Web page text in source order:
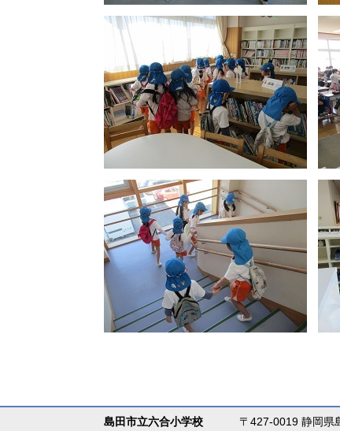
島田市立六合小学校 〒427-0019 静岡